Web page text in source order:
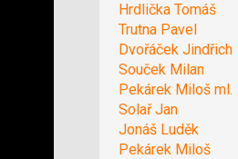
Hrdlička Tomáš
Trutna Pavel
Dvořáček Jindřich
Souček Milan
Pekárek Miloš ml.
Solař Jan
Jonáš Luděk
Pekárek Miloš